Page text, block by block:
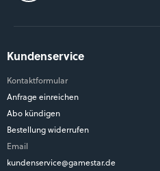
Kundenservice
Kontaktformular
Anfrage einreichen
Abo kündigen
Bestellung widerrufen
Email
kundenservice@gamestar.de